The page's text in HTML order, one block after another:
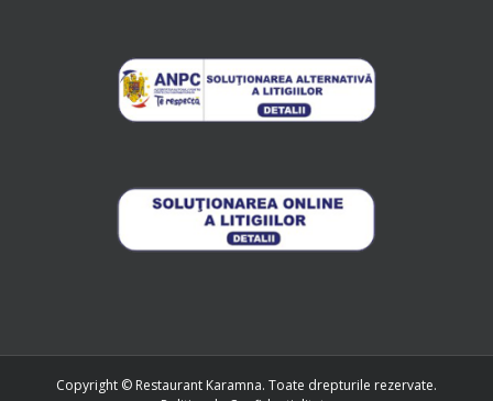
Copyright © Restaurant Karamna. Toate drepturile rezervate.